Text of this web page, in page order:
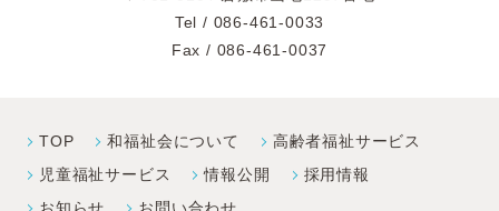
Tel / 086-461-0033
Fax / 086-461-0037
TOP 和福祉会について
高齢者福祉サービス
児童福祉サービス
情報公開
採⽤情報